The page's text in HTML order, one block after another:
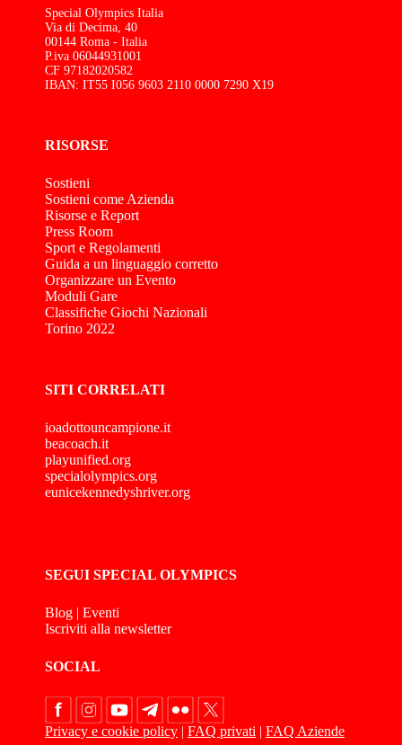
Special Olympics Italia
Via di Decima, 40
00144 Roma - Italia
P.iva 06044931001
CF 97182020582
IBAN: IT55 I056 9603 2110 0000 7290 X19
RISORSE
Sostieni
Sostieni come Azienda
Risorse e Report
Press Room
Sport e Regolamenti
Guida a un linguaggio corretto
Organizzare un Evento
Moduli Gare
Classifiche Giochi Nazionali
Torino 2022
SITI CORRELATI
ioadottouncampione.it
beacoach.it
playunified.org
specialolympics.org
eunicekennedyshriver.org
SEGUI SPECIAL OLYMPICS
Blog | Eventi
Iscriviti alla newsletter
SOCIAL
Privacy e cookie policy | FAQ privati | FAQ Aziende